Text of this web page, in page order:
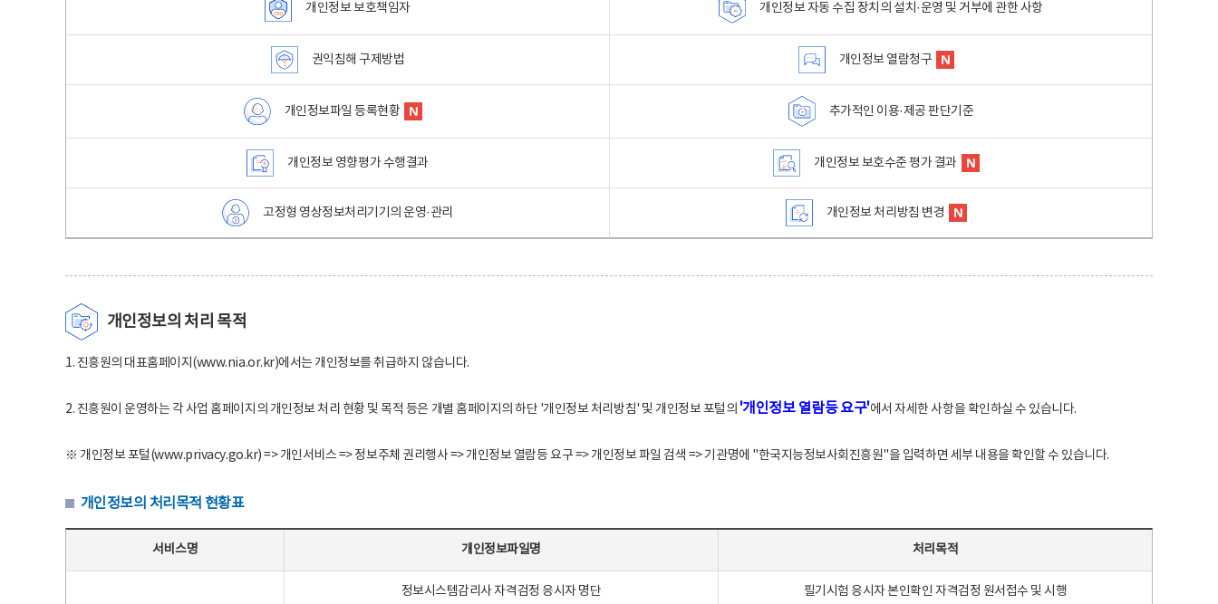
개인정보 보호책임자 개인정보 자동 수집 장치의 설치·운영 및 거부에 관한 사항
권익침해 구제방법 개인정보 열람청구
개인정보파일 등록현황 추가적인 이용·제공 판단기준
개인정보 영향평가 수행결과 개인정보 보호수준 평가 결과
고정형 영상정보처리기기의 운영·관리 개인정보 처리방침 변경
개인정보의 처리 목적
1. 진흥원의 대표홈페이지(www.nia.or.kr)에서는 개인정보를 취급하지 않습니다.
2. 진흥원이 운영하는 각 사업 홈페이지의 개인정보 처리 현황 및 목적 등은 개별 홈페이지의 하단 '개인정보 처리방침' 및 개인정보 포털의 '개인정보 열람등 요구'에서 자세한 사항을 확인하실 수 있습니다.
※ 개인정보 포털(www.privacy.go.kr) => 개인서비스 => 정보주체 권리행사 => 개인정보 열람등 요구 => 개인정보 파일 검색 => 기관명에 "한국지능정보사회진흥원"을 입력하면 세부 내용을 확인할 수 있습니다.
개인정보의 처리목적 현황표
서비스명 개인정보파일명 처리목적
정보시스템감리사 자격검정 응시자 명단 필기시험 응시자 본인확인 자격검정 원서접수 및 시행